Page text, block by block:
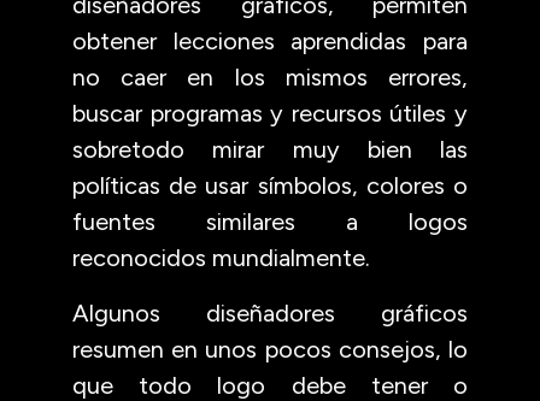
obtener lecciones aprendidas para
no caer en los mismos errores,
buscar programas y recursos útiles y
sobretodo mirar muy bien las
políticas de usar símbolos, colores o
fuentes similares a logos
reconocidos mundialmente.
Algunos diseñadores gráficos
resumen en unos pocos consejos, lo
que todo logo debe tener o